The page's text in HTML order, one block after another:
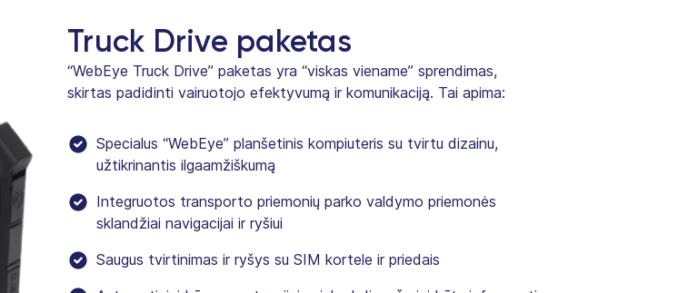
Truck Drive paketas
“WebEye Truck Drive” paketas yra “viskas viename” sprendimas,
skirtas padidinti vairuotojo efektyvumą ir komunikaciją. Tai apima:
Specialus “WebEye” planšetinis kompiuteris su tvirtu dizainu,
užtikrinantis ilgaamžiškumą
Integruotos transporto priemonių parko valdymo priemonės
sklandžiai navigacijai ir ryšiui
Saugus tvirtinimas ir ryšys su SIM kortele ir priedais